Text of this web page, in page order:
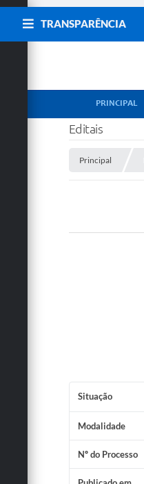
PRINCIPAL
TRANSPARÊNCIA
Editais
Principal
Situação
Modalidade
Nº do Processo